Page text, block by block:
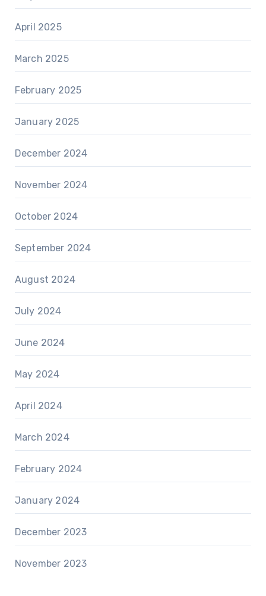
April 2025
March 2025
February 2025
January 2025
December 2024
November 2024
October 2024
September 2024
August 2024
July 2024
June 2024
May 2024
April 2024
March 2024
February 2024
January 2024
December 2023
November 2023